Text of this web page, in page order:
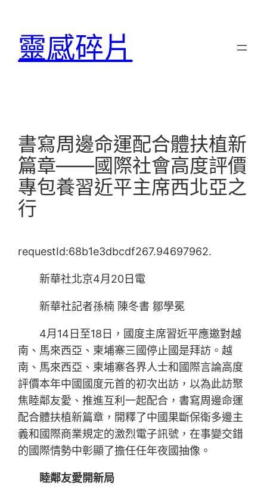
靈感碎片
書寫周邊命運配合體扶植新
篇章——國際社會高度評價
專包養習近平主席西北亞之
行
requestId:68b1e3dbcdf267.94697962.
新華社北京4月20日電
新華社記者孫楠 陳冬書 鄒學冕
4月14日至18日，國度主席習近平應邀對越
南、馬來西亞、柬埔寨三國停止國是拜訪。越
南、馬來西亞、柬埔寨各界人士和國際言論高度
評價本年中國國度元首的初次出訪，以為此訪聚
焦睦鄰友愛、推進互利一起配合，書寫周邊命運
配合體扶植新篇章，開釋了中國果斷保衛多邊主
義和國際商業規定的激烈電子訊號，在事變交錯
的國際情勢中彰顯了擔任任年夜國抽像。
睦鄰友愛開新局